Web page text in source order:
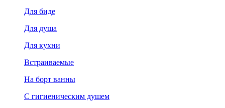
Для биде
Для душа
Для кухни
Встраиваемые
На борт ванны
C гигиеническим душем